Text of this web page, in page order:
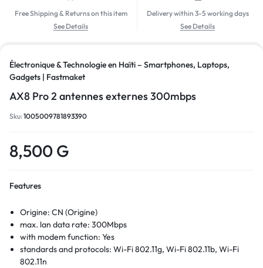
Free Shipping & Returns on this item
See Details
Delivery within 3-5 working days
See Details
Électronique & Technologie en Haïti – Smartphones, Laptops,
Gadgets | Fastmaket
AX8 Pro 2 antennes externes 300mbps
Sku:1005009781893390
8,500 G
Features
Origine:CN (Origine)
max. lan data rate:300Mbps
with modem function:Yes
standards and protocols:Wi-Fi 802.11g, Wi-Fi 802.11b, Wi-Fi
802.11n